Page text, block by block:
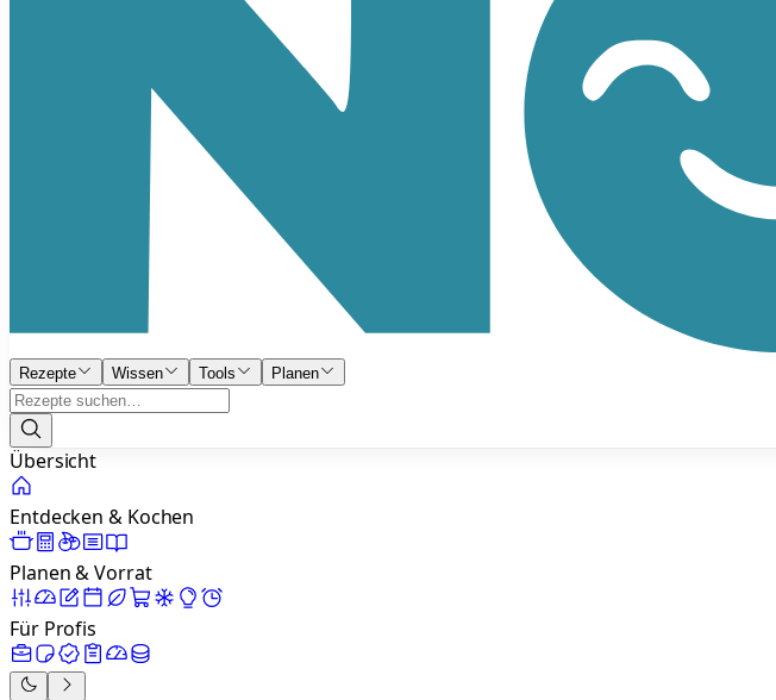
Rezepte Wissen Tools Planen
Übersicht
Entdecken & Kochen
Planen & Vorrat
Für Profis